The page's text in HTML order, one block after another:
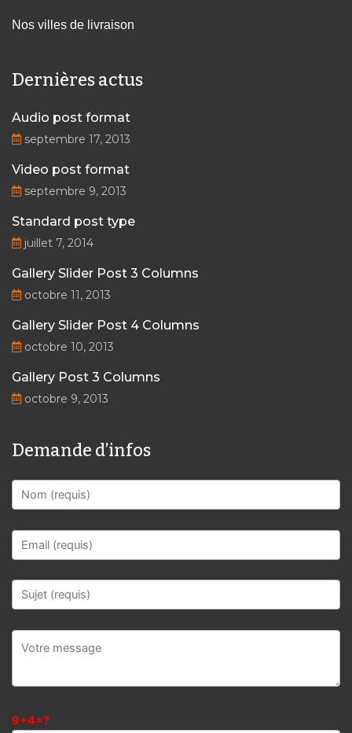
Nos villes de livraison
Dernières actus
Audio post format
septembre 17, 2013
Video post format
septembre 9, 2013
Standard post type
juillet 7, 2014
Gallery Slider Post 3 Columns
octobre 11, 2013
Gallery Slider Post 4 Columns
octobre 10, 2013
Gallery Post 3 Columns
octobre 9, 2013
Demande d’infos
9+4=?